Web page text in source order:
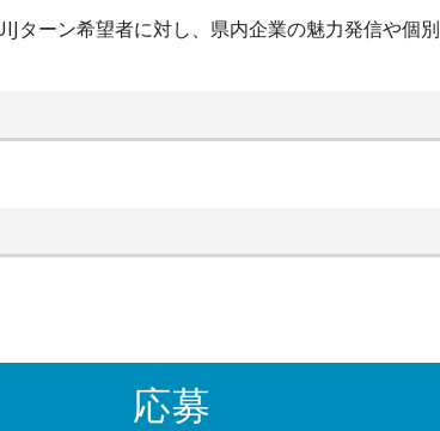
ターン希望者に対し、県内企業の魅力発信や個
応募